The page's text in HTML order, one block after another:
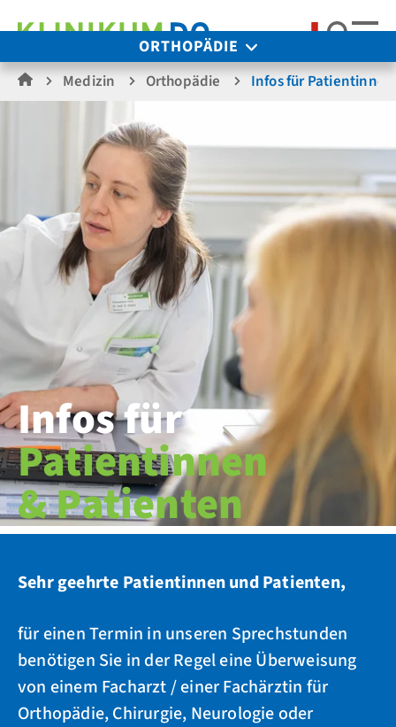
ORTHOPÄDIE
Medizin Orthopädie Infos für
Infos für
Patientinnen
& Patienten
Sehr geehrte Patientinnen und Patienten,
für einen Termin in unseren Sprechstunden
benötigen Sie in der Regel eine Überweisung
von einem Facharzt / einer Fachärztin für
Orthopädie, Chirurgie, Neurologie oder